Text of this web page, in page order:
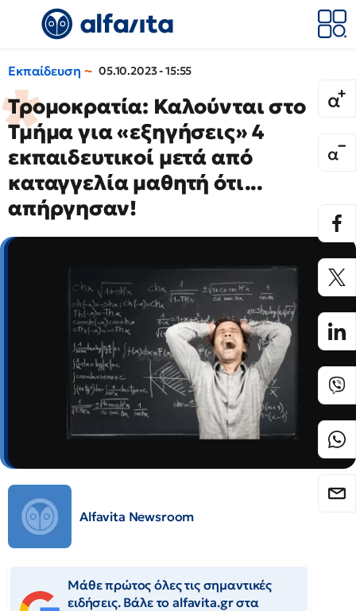
Εκπαίδευση 05.10.2023 - 15:55
Τρομοκρατία: Καλούνται στο
Τμήμα για «εξηγήσεις» 4
εκπαιδευτικοί μετά από
καταγγελία μαθητή ότι...
απήργησαν!
Alfavita Newsroom
Μάθε πρώτος όλες τις σημαντικές
ειδήσεις. Βάλε το alfavita.gr στα